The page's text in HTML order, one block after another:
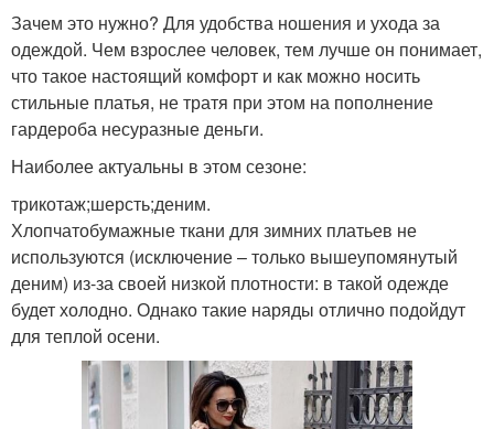
Зачем это нужно? Для удобства ношения и ухода за
одеждой. Чем взрослее человек, тем лучше он понимает,
что такое настоящий комфорт и как можно носить
стильные платья, не тратя при этом на пополнение
гардероба несуразные деньги.
Наиболее актуальны в этом сезоне:
трикотаж;шерсть;деним.
Хлопчатобумажные ткани для зимних платьев не
используются (исключение – только вышеупомянутый
деним) из-за своей низкой плотности: в такой одежде
будет холодно. Однако такие наряды отлично подойдут
для теплой осени.